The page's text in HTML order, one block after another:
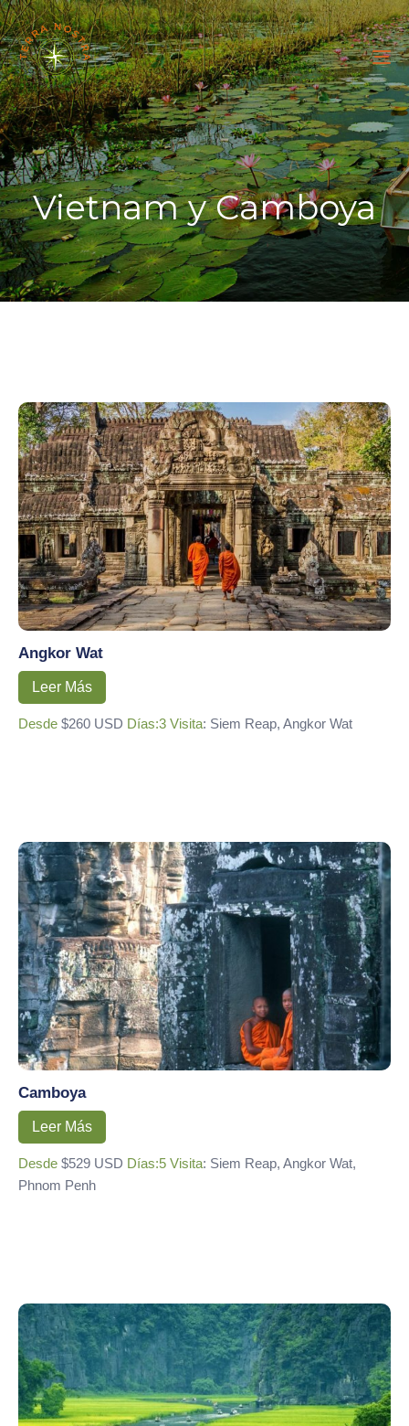
Vietnam y Camboya
Angkor Wat
Leer Más
Desde $260 USD Días:3 Visita: Siem Reap, Angkor Wat
Camboya
Leer Más
Desde $529 USD Días:5 Visita: Siem Reap, Angkor Wat,
Phnom Penh